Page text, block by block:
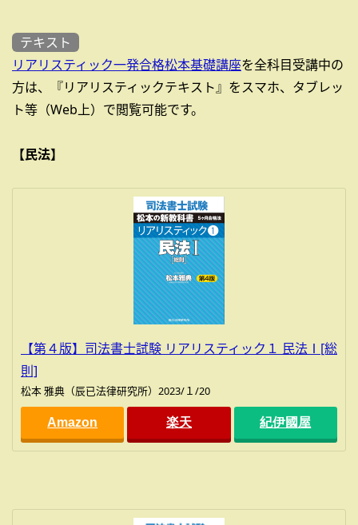
テキスト
リアリスティック一発合格松本基礎講座を全科目受講中の
方は、『リアリスティックテキスト』をスマホ、タブレッ
ト等（Web上）で閲覧可能です。
【民法】
【第４版】司法書士試験 リアリスティック１ 民法Ⅰ[総
則]
松本 雅典（辰已法律研究所）2023/１/20
Amazon 楽天 紀伊國屋